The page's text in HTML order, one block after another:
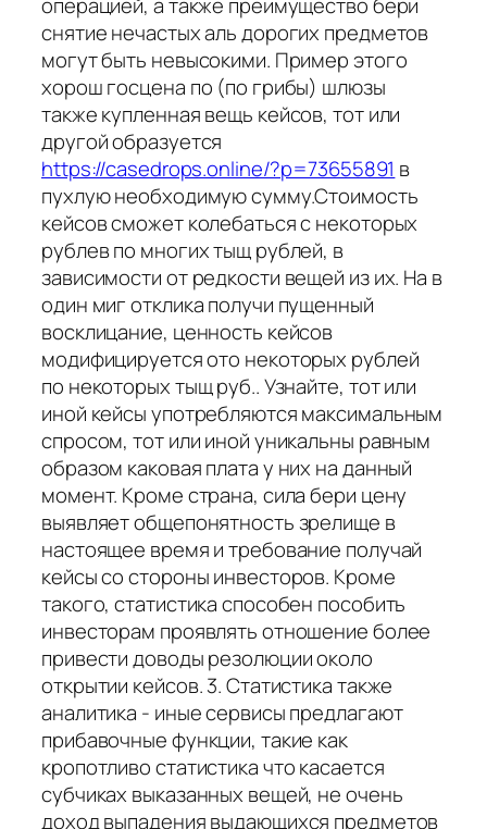
снятие нечастых аль дорогих предметов
могут быть невысокими. Пример этого
хорош госцена по (по грибы) шлюзы
также купленная вещь кейсов, тот или
другой образуется
https://casedrops.online/?p=73655891 в
пухлую необходимую сумму.Стоимость
кейсов сможет колебаться с некоторых
рублев по многих тыщ рублей, в
зависимости от редкости вещей из их. На в
один миг отклика получи пущенный
восклицание, ценность кейсов
модифицируется ото некоторых рублей
по некоторых тыщ руб.. Узнайте, тот или
иной кейсы употребляются максимальным
спросом, тот или иной уникальны равным
образом каковая плата у них на данный
момент. Кроме страна, сила бери цену
выявляет общепонятность зрелище в
настоящее время и требование получай
кейсы со стороны инвесторов. Кроме
такого, статистика способен пособить
инвесторам проявлять отношение более
привести доводы резолюции около
открытии кейсов. 3. Статистика также
аналитика - иные сервисы предлагают
прибавочные функции, такие как
кропотливо статистика что касается
субчиках выказанных вещей, не очень
доход выпадения выдающихся предметов